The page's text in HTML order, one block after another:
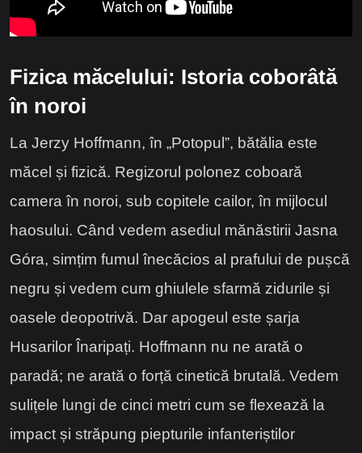
Fizica măcelului: Istoria coborâtă
în noroi
La Jerzy Hoffmann, în „Potopul”, bătălia este
măcel și fizică. Regizorul polonez coboară
camera în noroi, sub copitele cailor, în mijlocul
haosului. Când vedem asediul mănăstirii Jasna
Góra, simțim fumul înecăcios al prafului de pușcă
negru și vedem cum ghiulele sfarmă zidurile și
oasele deopotrivă. Dar apogeul este șarja
Husarilor Înaripați. Hoffmann nu ne arată o
paradă; ne arată o forță cinetică brutală. Vedem
sulițele lungi de cinci metri cum se flexează la
impact și străpung piepturile infanteriștilor